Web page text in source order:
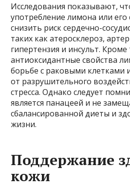
Исследования показывают,
употребление лимона или
снизить риск сердечно-
таких как атеросклероз,
гипертензия и инсульт. Кроме
антиоксидантные свойства
борьбе с раковыми клетками
от разрушительного
стресса. Однако следует
является панацеей и не
сбалансированной диеты и
жизни.
Поддержание
кожи